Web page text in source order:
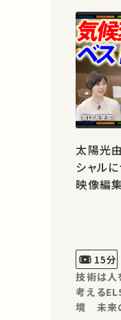
太陽光
シャルについ
映像編
15分
技術は人
考える
境 未来